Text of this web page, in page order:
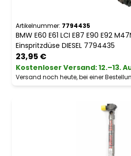
Artikelnummer: 7794435
BMW E60 E61 LCI E87 E90 E92
Einspritzdüse DIESEL 7794435
23,95 €
Kostenloser Versand:12.–13.
Versand noch heute, bei einer